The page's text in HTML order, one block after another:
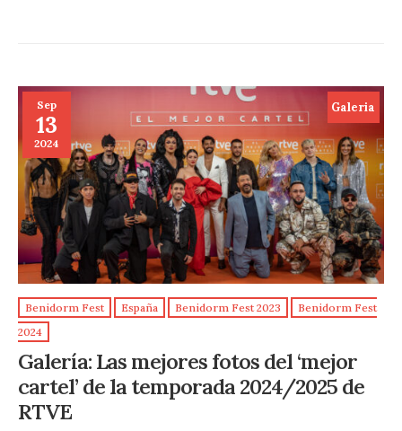
Sep
13
2024
Galeria
Benidorm Fest España Benidorm Fest 2023
Benidorm Fest
2024
Galería: Las mejores fotos del ‘mejor
cartel’ de la temporada 2024/2025 de
RTVE